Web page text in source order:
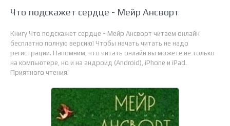
Что подскажет сердце - Мейр Ансворт
Книгу Что подскажет сердце - Мейр Ансворт читаем онлайн
бесплатно полную версию! Чтобы начать читать не надо
регистрации. Напомним, что читать онлайн вы можете не только
на компьютере, но и на андроид (Android), iPhone и iPad.
Приятного чтения!